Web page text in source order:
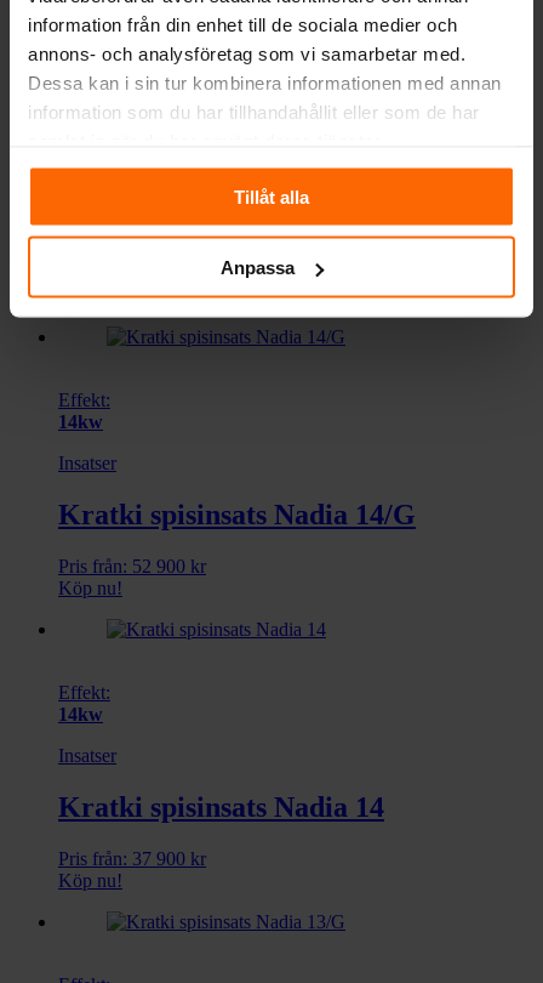
information från din enhet till de sociala medier och
annons- och analysföretag som vi samarbetar med.
Dessa kan i sin tur kombinera informationen med annan
information som du har tillhandahållit eller som de har
Tillåt alla
Anpassa
Effekt:
Kratki Insats PRO
Kratki spisinsats VN 480/480
Köp nu!
Effekt:
14kw
Insatser
Kratki spisinsats Nadia 14/G
Pris från: 52 900 kr
Köp nu!
Effekt:
14kw
Insatser
Kratki spisinsats Nadia 14
Pris från: 37 900 kr
Köp nu!